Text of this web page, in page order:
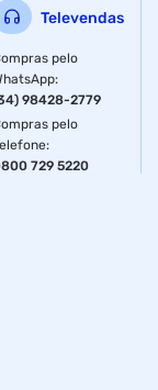
Televendas
pelo
:
98428-2779
pelo
:
729 5220